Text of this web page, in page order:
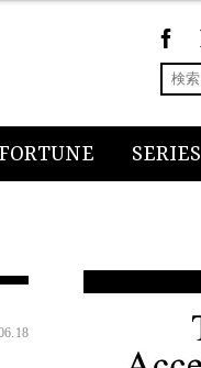
FORTUNE SERIES